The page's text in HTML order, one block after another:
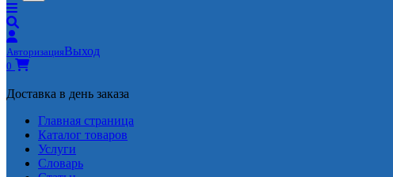
АвторизацияВыход
0
Доставка в день заказа
Главная страница
Каталог товаров
Услуги
Словарь